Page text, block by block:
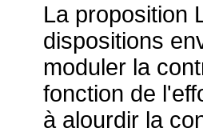
La proposition
dispositions
moduler la
fonction de
à alourdir la